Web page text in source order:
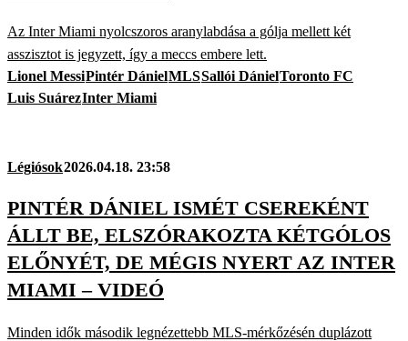
Az Inter Miami nyolcszoros aranylabdása a gólja mellett két
asszisztot is jegyzett, így a meccs embere lett.
Lionel MessiPintér DánielMLSSallói DánielToronto FC
Luis SuárezInter Miami
Légiósok2026.04.18. 23:58
PINTÉR DÁNIEL ISMÉT CSEREKÉNT
ÁLLT BE, ELSZÓRAKOZTA KÉTGÓLOS
ELŐNYÉT, DE MÉGIS NYERT AZ INTER
MIAMI – VIDEÓ
Minden idők második legnézettebb MLS-mérkőzésén duplázott